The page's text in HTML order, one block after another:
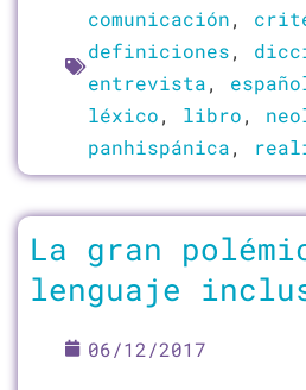
comunicación,
definiciones,
entrevista,
léxico, libro,
panhispánica,
La gran
lenguaje
06/12/2017